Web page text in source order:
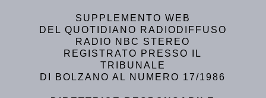
SUPPLEMENTO WEB
DEL QUOTIDIANO RADIODIFFUSO
RADIO NBC STEREO
REGISTRATO PRESSO IL
TRIBUNALE
DI BOLZANO AL NUMERO 17/1986